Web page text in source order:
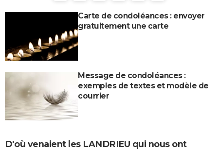
Carte de condoléances : envoyer
gratuitement une carte
Message de condoléances :
exemples de textes et modèle de
courrier
D'où venaient les LANDRIEU qui nous ont